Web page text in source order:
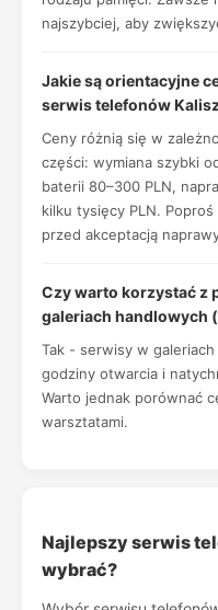
najszybciej, aby
Jakie są orientacyjne
serwis telefonów
Ceny różnią się w
części: wymiana szybki
baterii 80–300 PLN,
kilku tysięcy PLN.
przed akceptacją
Czy warto korzystać z
galeriach handlowych
Tak - serwisy w
godziny otwarcia i
Warto jednak porównać
warsztatami.
Najlepszy serwis
wybrać?